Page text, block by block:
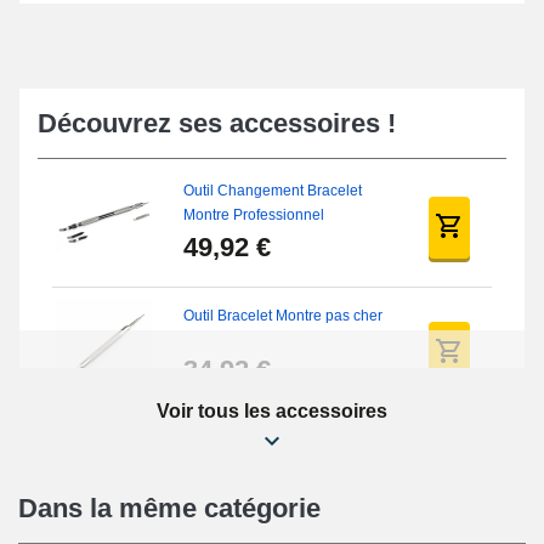
Découvrez ses accessoires !
Outil Changement Bracelet
Montre Professionnel
49,92 €
Outil Bracelet Montre pas cher
34,92 €
Kit Réparation Montre Débutant
16,90 €
Voir tous les accessoires
Dans la même catégorie